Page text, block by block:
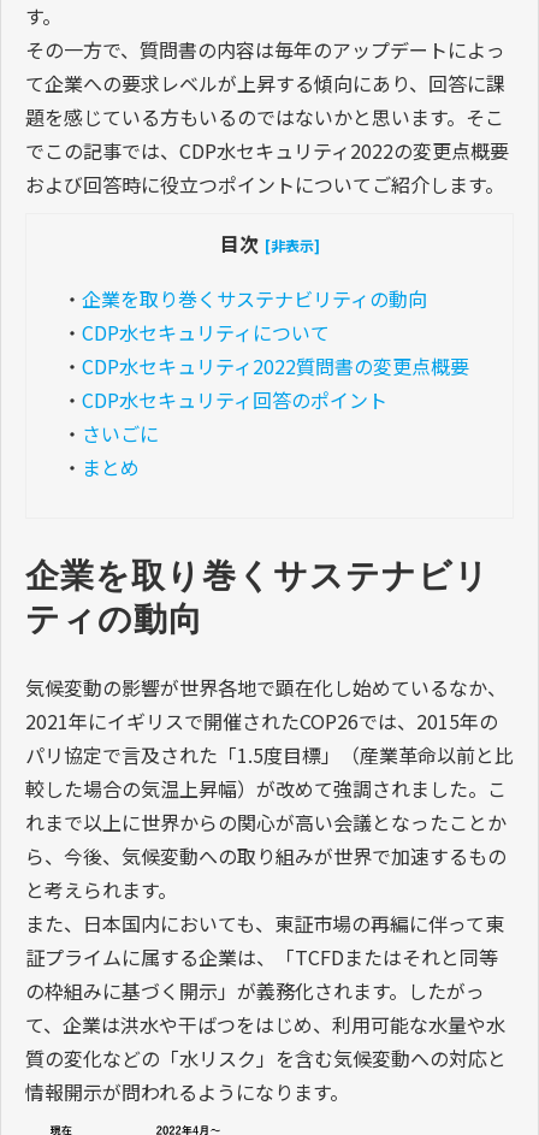
す。
その一方で、質問書の内容は毎年のアップデートによっ
て企業への要求レベルが上昇する傾向にあり、回答に課
題を感じている方もいるのではないかと思います。そこ
でこの記事では、CDP水セキュリティ2022の変更点概要
および回答時に役立つポイントについてご紹介します。
目次 [非表示]
・ 企業を取り巻くサステナビリティの動向
・ CDP水セキュリティについて
・ CDP水セキュリティ2022質問書の変更点概要
・ CDP水セキュリティ回答のポイント
・ さいごに
・ まとめ
企業を取り巻くサステナビリ
ティの動向
気候変動の影響が世界各地で顕在化し始めているなか、
2021年にイギリスで開催されたCOP26では、2015年の
パリ協定で言及された「1.5度目標」（産業革命以前と比
較した場合の気温上昇幅）が改めて強調されました。こ
れまで以上に世界からの関心が高い会議となったことか
ら、今後、気候変動への取り組みが世界で加速するもの
と考えられます。
また、日本国内においても、東証市場の再編に伴って東
証プライムに属する企業は、「TCFDまたはそれと同等
の枠組みに基づく開示」が義務化されます。したがっ
て、企業は洪水や干ばつをはじめ、利用可能な水量や水
質の変化などの「水リスク」を含む気候変動への対応と
情報開示が問われるようになります。